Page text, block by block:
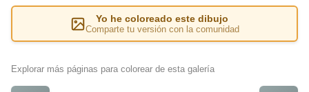
Yo he coloreado este dibujo
Comparte tu versión con la comunidad
Explorar más páginas para colorear de esta galería